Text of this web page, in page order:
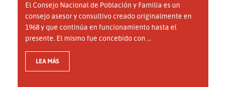
El Consejo Nacional de Población y Familia es un
consejo asesor y consultivo creado originalmente en
1968 y que continúa en funcionamiento hasta el
presente. El mismo fue concebido con ...
LEA MÁS